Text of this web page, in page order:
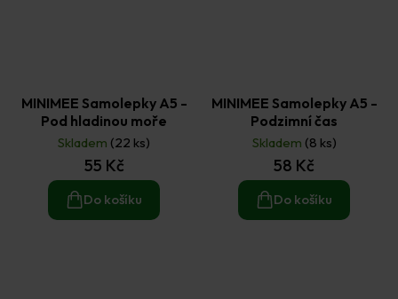
MINIMEE Samolepky A5 -
Pod hladinou moře
Skladem (22 ks)
55 Kč
Do košíku
MINIMEE Samolepky A5 -
Podzimní čas
Skladem (8 ks)
58 Kč
Do košíku